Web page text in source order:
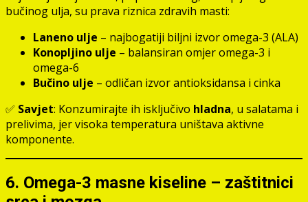
bučinog ulja, su prava riznica zdravih masti:
Laneno ulje – najbogatiji biljni izvor omega-3 (ALA)
Konopljino ulje – balansiran omjer omega-3 i
omega-6
Bučino ulje – odličan izvor antioksidansa i cinka
✅ Savjet: Konzumirajte ih isključivo hladna, u salatama i
prelivima, jer visoka temperatura uništava aktivne
komponente.
6. Omega-3 masne kiseline – zaštitnici